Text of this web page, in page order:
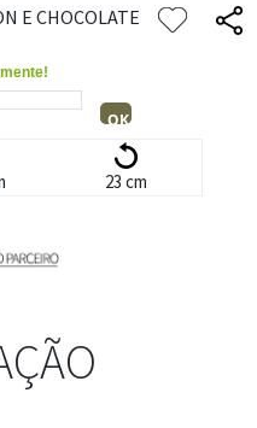
E CHOCOLATE
OK
23 cm